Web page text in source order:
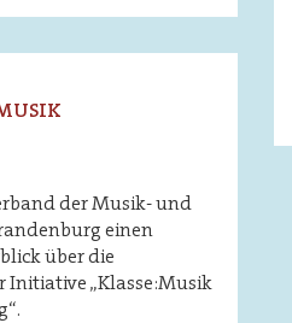
der Musik- und
einen
über die
„Klasse:Musik